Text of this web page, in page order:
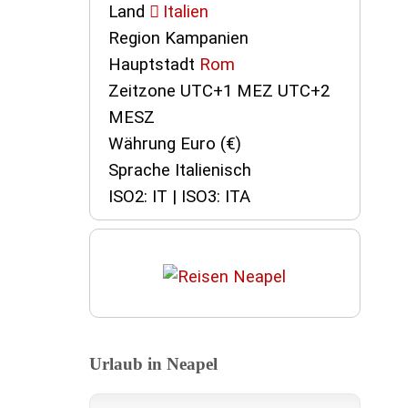
Land
Italien
Region Kampanien
Hauptstadt Rom
Zeitzone UTC+1 MEZ UTC+2
MESZ
Währung Euro (€)
Sprache Italienisch
ISO2: IT | ISO3: ITA
Urlaub in Neapel